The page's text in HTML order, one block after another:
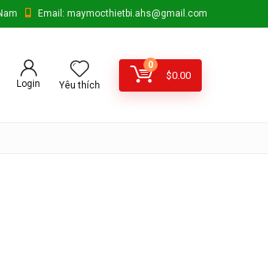
Email: maymocthietbi.ahs@gmail.com
Login Yêu thích
0
$0.00